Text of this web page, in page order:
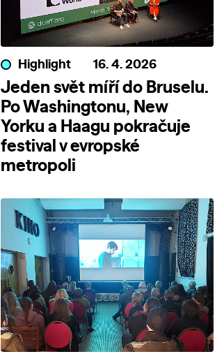
Highlight 16. 4. 2026
Jeden svět míří do Bruselu.
Po Washingtonu, New
Yorku a Haagu pokračuje
festival v evropské
metropoli